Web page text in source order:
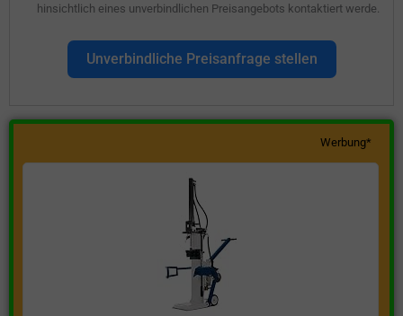
hinsichtlich eines unverbindlichen Preisangebots kontaktiert werde.
Unverbindliche Preisanfrage stellen
Werbung*